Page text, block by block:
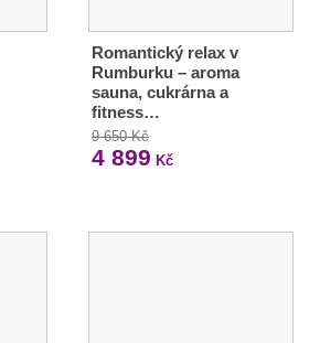
Romantický relax v
Rumburku – aroma
sauna, cukrárna a
fitness…
9 650 Kč
4 899 Kč